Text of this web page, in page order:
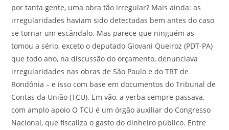
por tanta gente, uma obra tão irregular? Mais ainda: as
irregularidades haviam sido detectadas bem antes do caso
se tornar um escândalo. Mas parece que ninguém as
tomou a sério, exceto o deputado Giovani Queiroz (PDT-PA)
que todo ano, na discussão do orçamento, denunciava
irregularidades nas obras de São Paulo e do TRT de
Rondônia – e isso com base em documentos do Tribunal de
Contas da União (TCU). Em vão, a verba sempre passava,
com amplo apoio O TCU é um órgão auxiliar do Congresso
Nacional, que fiscaliza o gasto do dinheiro público. Entre